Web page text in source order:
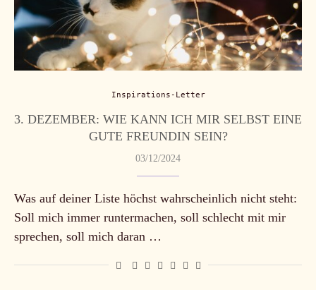
Inspirations-Letter
3. DEZEMBER: WIE KANN ICH MIR SELBST EINE
GUTE FREUNDIN SEIN?
03/12/2024
Was auf deiner Liste höchst wahrscheinlich nicht steht:
Soll mich immer runtermachen, soll schlecht mit mir
sprechen, soll mich daran …